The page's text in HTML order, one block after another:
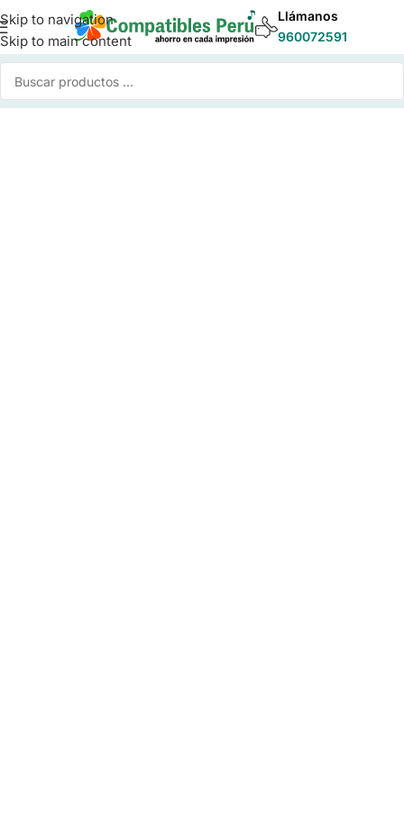
Skip to navigation
Skip to main content
Llámanos
960072591